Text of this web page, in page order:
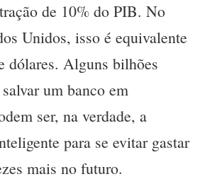
de 10% do PIB. No
Unidos, isso é equivalente
dólares. Alguns bilhões
um banco em
ser, na verdade, a
para se evitar gastar
mais no futuro.